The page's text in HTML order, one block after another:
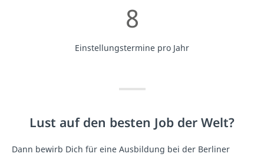
8
Einstellungstermine pro Jahr
Lust auf den besten Job der Welt?
Dann bewirb Dich für eine Ausbildung bei der Berliner